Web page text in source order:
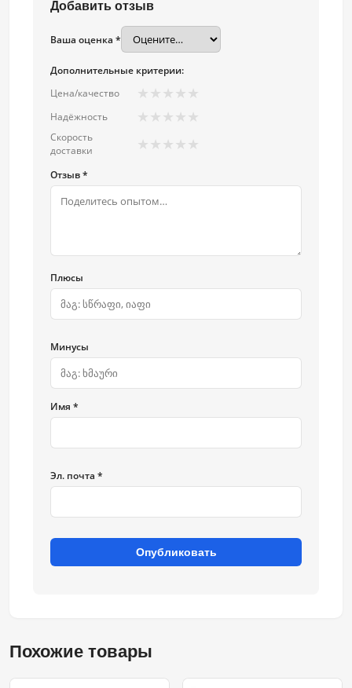
Добавить отзыв
Ваша оценка *
Дополнительные критерии:
Цена/качество
★ ★ ★ ★ ★
Надёжность ★ ★ ★ ★ ★
Скорость
доставки
★ ★ ★ ★ ★
Отзыв *
Плюсы
Минусы
Имя *
Эл. почта *
Опубликовать
Похожие товары